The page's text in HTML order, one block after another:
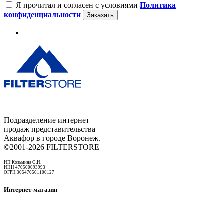
Я прочитал и согласен с условиями Политика
конфиденциальности
Заказать
Подразделение интернет
продаж представительства
Аквафор в городе Воронеж.
©2001-2026 FILTERSTORE
ИП Козьмина О.И.
ИНН 470500093993
ОГРН 305470501100127
Интернет-магазин